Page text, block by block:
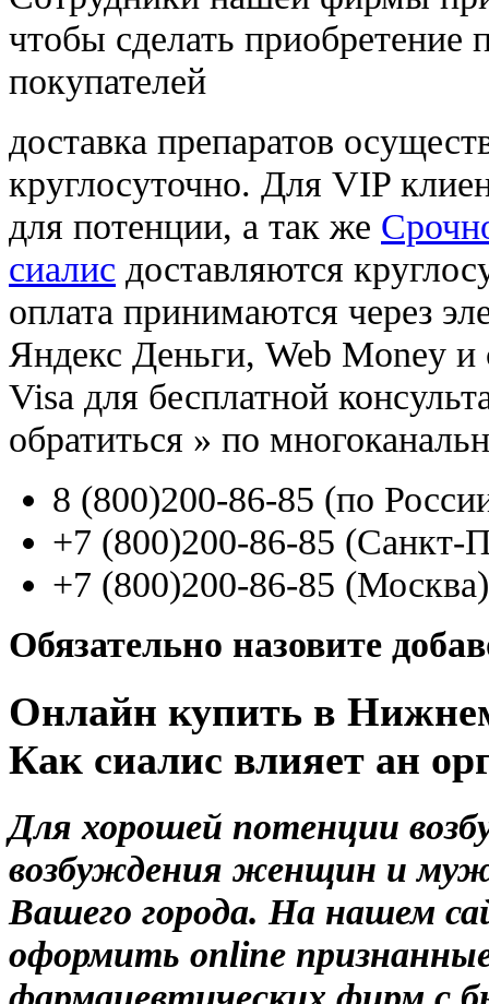
чтобы сделать приобретение
покупателей
доставка препаратов
круглосуточно. Для VIP
для потенции, а так же
сиалис доставляются
оплата принимаются через
Яндекс Деньги, Web Money и
Visa для бесплатной
обратиться » по
8 (800)200-86-85 (по
+7 (800)200-86-85 (Санкт-
+7 (800)200-86-85 (Москва)
Обязательно назовите
Онлайн купить в
Как сиалис влияет ан
Для хорошей потенции
возбуждения женщин и
Вашего города. На нашем
оформить online